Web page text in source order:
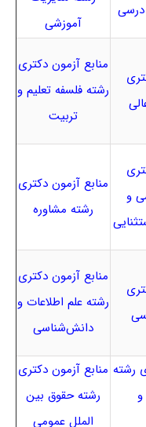
درسی
آموزشی
منابع آزمون دکتری
رشته فلسفه تعلیم و
تربیت
و
منابع آزمون دکتری
رشته مشاوره
منابع آزمون دکتری
رشته علم اطلاعات و
دانش‌شناسی
رشته منابع آزمون دکتری
رشته حقوق بین
‌الملل عمومی